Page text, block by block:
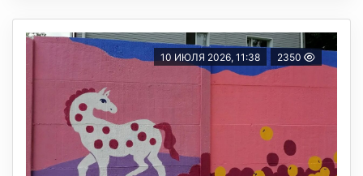
10 ИЮЛЯ 2026, 11:38 2350